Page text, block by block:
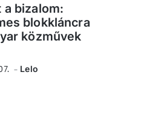
bizalom:
blokkláncra
közművek
Lelo